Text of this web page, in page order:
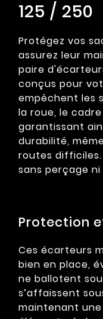
125 / 250
Protégez vos
assurez leur
paire
conçus pour
empêchent les
la roue, le
garantissant
durabilité,
routes
sans perçage
Protection
Ces écarteurs
bien en place,
ne ballotent
s’affaissent
maintenant